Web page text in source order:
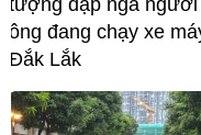
tượng đạp ngã người
ông đang chạy xe
Đắk Lắk